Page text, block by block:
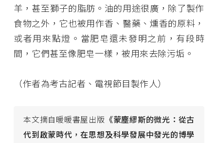
羊，甚至獅子的脂肪。油的用途很廣，除了製作
食物之外，它也被用作香、醫藥、燻香的原料，
或者用來點燈。當肥皂還未發明之前，有段時
間，它們甚至像肥皂一樣，被用來去除污垢。
（作者為考古記者、電視節目製作人）
本文摘自暖暖書屋出版 《蒙塵繆斯的微光：從古
代到啟蒙時代，在思想及科學發展中發光的博學